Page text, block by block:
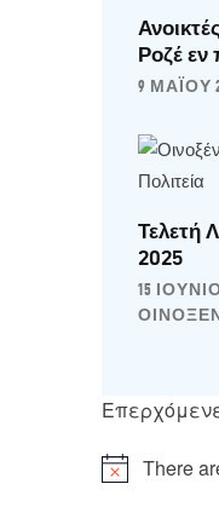
Ροζέ εν
9 ΜΑΪ́ΟΥ
Τελετή
2025
15
There